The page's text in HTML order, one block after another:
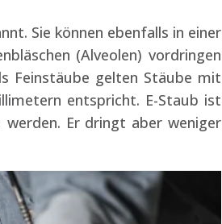
Sie können ebenfalls in einer
(Alveolen) vordringen
Feinstäube gelten Stäube mit
entspricht. E-Staub ist
Er dringt aber weniger